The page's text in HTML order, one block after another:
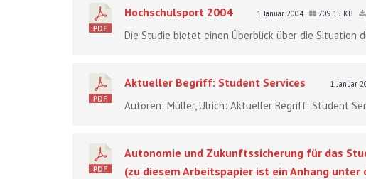
Hochschulsport 2004 1. Januar 2004 709.15 KB
Die Studie bietet einen Überblick über die Situation
Aktueller Begriff: Student Services 1. Januar
Autoren: Müller, Ulrich: Aktueller Begriff: Student
Autonomie und Zukunftssicherung für das
(zu diesem Arbeitspapier ist ein Anhang